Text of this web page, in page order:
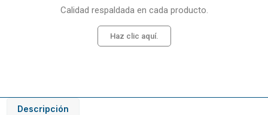
Calidad respaldada en cada producto.
Haz clic aquí.
Descripción